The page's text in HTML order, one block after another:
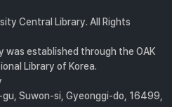
Central Library. All Rights
was established through the OAK
Library of Korea.
Suwon-si, Gyeonggi-do, 16499,